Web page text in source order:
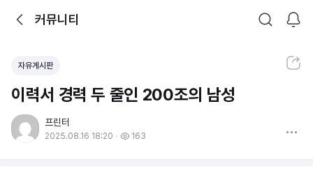
뒤로가기커뮤니티
커뮤니티
검색
알림
공유하기
자유게시판
이력서 경력 두 줄인 200조의 남성
프린터
2025.08.16 18:20 163